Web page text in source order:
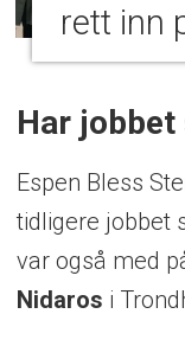
rett inn
Har
Espen Bless
tidligere jobbet
var også med
Nidaros i